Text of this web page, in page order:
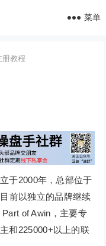
菜单
册教程
于2000年，总部位于
前以独立的品牌继续
of Awin，主要专
和225000+以上的联